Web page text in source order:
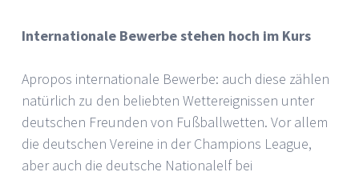
Internationale Bewerbe stehen hoch im Kurs
Apropos internationale Bewerbe: auch diese zählen
natürlich zu den beliebten Wettereignissen unter
deutschen Freunden von Fußballwetten. Vor allem
die deutschen Vereine in der Champions League,
aber auch die deutsche Nationalelf bei